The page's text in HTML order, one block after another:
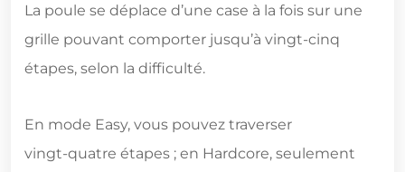
La poule se déplace d’une case à la fois sur une
grille pouvant comporter jusqu’à vingt-cinq
étapes, selon la difficulté.
En mode Easy, vous pouvez traverser
vingt‑quatre étapes ; en Hardcore, seulement